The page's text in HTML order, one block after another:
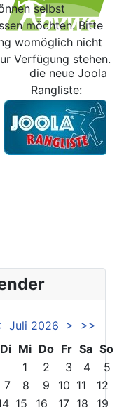
die neue Joola
Rangliste:
Juli 2026 >
>>
Di Mi Do Fr Sa So
1
2 3 4
5
7 8 9 10 11
12
15 16 17 18 19
selbst
möchten. Bitte
womöglich nicht
Verfügung stehen.